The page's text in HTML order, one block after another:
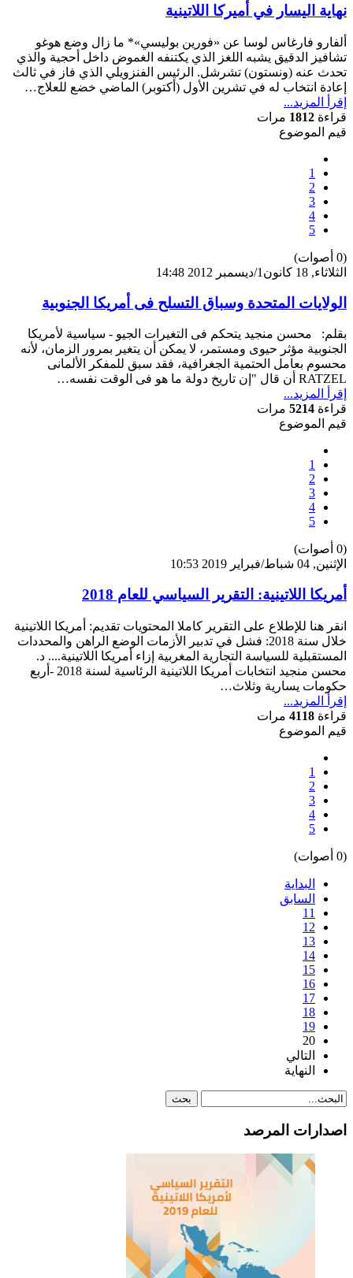
نهاية اليسار في أميركا اللاتينية
ألفارو فارغاس لوسا عن «فورين بوليسي»* ما زال وضع هوغو
تشافيز الدقيق يشبه اللغز الذي يكتنفه الغموض داخل أحجية والذي
تحدث عنه (ونستون) تشرشل. الرئيس الفنزويلي الذي فاز في ثالث
إعادة انتخاب له في تشرين الأول (أكتوبر) الماضي خضع للعلاج…
إقرأ المزيد...
قراءة 1812 مرات
قيم الموضوع
1
2
3
4
5
(0 أصوات)
الثلاثاء, 18 كانون1/ديسمبر 2012 14:48
الولايات المتحدة وسباق التسلح فى أمريكا الجنوبية
بقلم: محسن منجيد يتحكم فى التغيرات الجيو - سياسية لأمريكا
الجنوبية مؤثر حيوى ومستمر، لا يمكن أن يتغير بمرور الزمان، لأنه
محسوم بعامل الحتمية الجغرافية، فقد سبق للمفكر الألمانى
RATZEL أن قال "إن تاريخ دولة ما هو فى الوقت نفسه…
إقرأ المزيد...
قراءة 5214 مرات
قيم الموضوع
1
2
3
4
5
(0 أصوات)
الإثنين, 04 شباط/فبراير 2019 10:53
أمريكا اللاتينية: التقرير السياسي للعام 2018
انقر هنا للإطلاع على التقرير كاملا المحتويات تقديم: أمريكا اللاتينية
خلال سنة 2018: فشل في تدبير الأزمات الوضع الراهن والمحددات
المستقبلية للسياسة التجارية المغربية إزاء أمريكا اللاتينية.... د.
محسن منجيد انتخابات أمريكا اللاتينية الرئاسية لسنة 2018 -أربع
حكومات يسارية وثلاث…
إقرأ المزيد...
قراءة 4118 مرات
قيم الموضوع
1
2
3
4
5
(0 أصوات)
البداية
السابق
11
12
13
14
15
16
17
18
19
20
التالي
النهاية
اصدارات المرصد